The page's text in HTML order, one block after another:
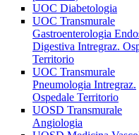
UOC Diabetologia
UOC Transmurale
Gastroenterologia
Digestiva Intregraz.
Territorio
UOC Transmurale
Pneumologia Intregraz.
Ospedale Territorio
UOSD Transmurale
Angiologia